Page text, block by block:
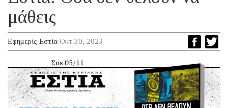
μάθεις
Εφημερίς Εστία Οκτ 30, 2023